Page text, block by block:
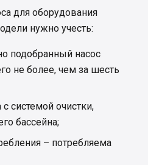
для оборудования
нужно учесть:
подобранный насос
не более, чем за шесть
системой очистки,
бассейна;
– потребляема